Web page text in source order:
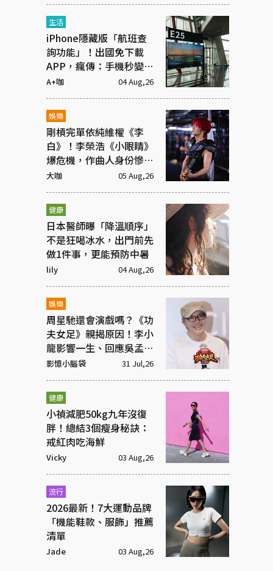
生活
iPhone隱藏版「航班查
詢功能」！出國免下載
APP，瘋傳：手機秒變機
場看板
A+咖 04 Aug,26
娛樂
剛槓完單依純維權《李
白》！李榮浩《小眼睛》
爆危機，作曲人身份慘遭
抹去
大咖 05 Aug,26
健康
日本醫師曝「降溫順序」
不是狂喝冰水，出門前先
做1件事，更能預防中暑
lily 04 Aug,26
娛樂
周星馳還會演戲嗎？《功
夫女足》親揭原因！李小
龍影響一生、回應吳孟達
彩蛋
影憶小腦袋 31 Jul,26
健康
小禎減肥50kg九年沒復
胖！總結3個瘦身秘訣：
戒紅肉吃海鮮
Vicky 03 Aug,26
流行
2026最新！7大運動品牌
「機能鞋款、服飾」推薦
清單
Jade 03 Aug,26